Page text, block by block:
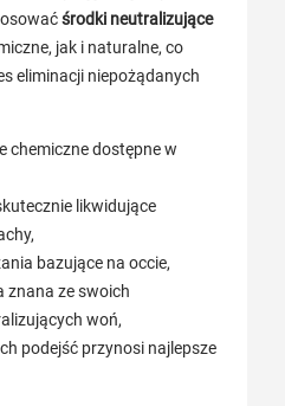
środki neutralizujące
jak i naturalne, co
eliminacji niepożądanych
chemiczne dostępne w
likwidujące
bazujące na occie,
znana ze swoich
woń,
podejść przynosi najlepsze